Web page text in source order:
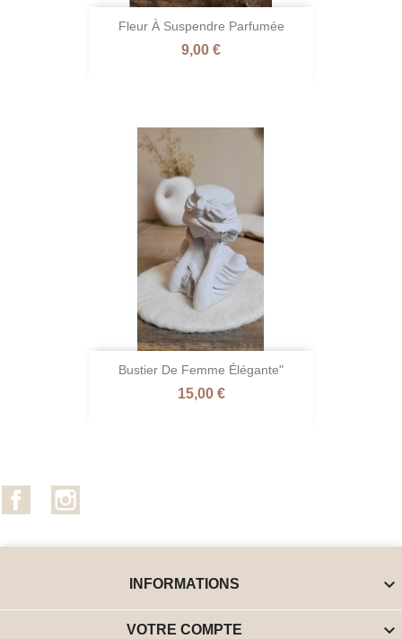
Fleur À Suspendre Parfumée
Prix
9,00 €
Bustier De Femme Élégante"
Prix
15,00 €
Facebook
INFORMATIONS 
VOTRE COMPTE 